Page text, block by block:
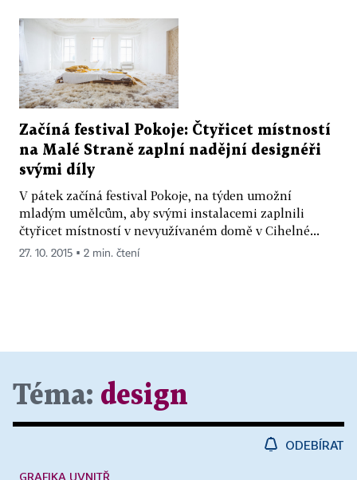
Začíná festival Pokoje: Čtyřicet místností
na Malé Straně zaplní nadějní designéři
svými díly
V pátek začíná festival Pokoje, na týden umožní
mladým umělcům, aby svými instalacemi zaplnili
čtyřicet místností v nevyužívaném domě v Cihelné...
27. 10. 2015 ▪ 2 min. čtení
Téma: design
ODEBÍRAT
GRAFIKA UVNITŘ